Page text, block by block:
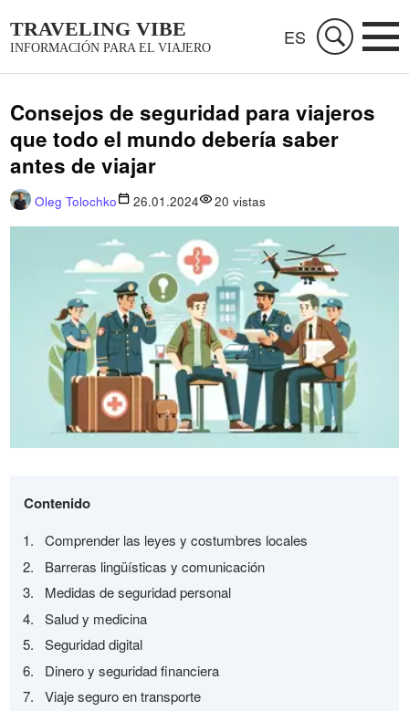
TRAVELING VIBE
INFORMACIÓN PARA EL VIAJERO ES
Consejos de seguridad para viajeros
que todo el mundo debería saber
antes de viajar
Oleg Tolochko 26.01.2024 20 vistas
Contenido
Comprender las leyes y costumbres locales
Barreras lingüísticas y comunicación
Medidas de seguridad personal
Salud y medicina
Seguridad digital
Dinero y seguridad financiera
Viaje seguro en transporte